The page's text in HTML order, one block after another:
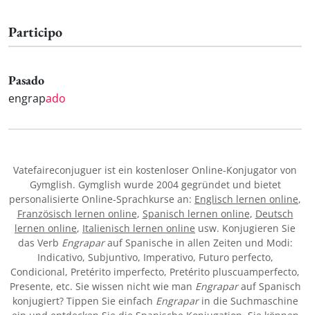
Participo
Pasado
engrapado
Vatefaireconjuguer ist ein kostenloser Online-Konjugator von
Gymglish. Gymglish wurde 2004 gegründet und bietet
personalisierte Online-Sprachkurse an: Englisch lernen online,
Französisch lernen online, Spanisch lernen online, Deutsch
lernen online, Italienisch lernen online usw. Konjugieren Sie
das Verb Engraparauf Spanische in allen Zeiten und Modi:
Indicativo, Subjuntivo, Imperativo, Futuro perfecto,
Condicional, Pretérito imperfecto, Pretérito pluscuamperfecto,
Presente, etc. Sie wissen nicht wie man Engraparauf Spanisch
konjugiert? Tippen Sie einfach Engraparin die Suchmaschine